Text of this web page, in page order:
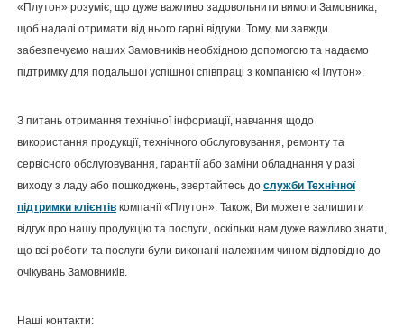
«Плутон» розуміє, що дуже важливо задовольнити вимоги Замовника,
щоб надалі отримати від нього гарні відгуки. Тому, ми завжди
забезпечуємо наших Замовників необхідною допомогою та надаємо
підтримку для подальшої успішної співпраці з компанією «Плутон».
З питань отримання технічної інформації, навчання щодо
використання продукції, технічного обслуговування, ремонту та
сервісного обслуговування, гарантії або заміни обладнання у разі
виходу з ладу або пошкоджень, звертайтесь до служби Технічної
підтримки клієнтів компанії «Плутон». Також, Ви можете залишити
відгук про нашу продукцію та послуги, оскільки нам дуже важливо знати,
що всі роботи та послуги були виконані належним чином відповідно до
очікувань Замовників.
Наші контакти: